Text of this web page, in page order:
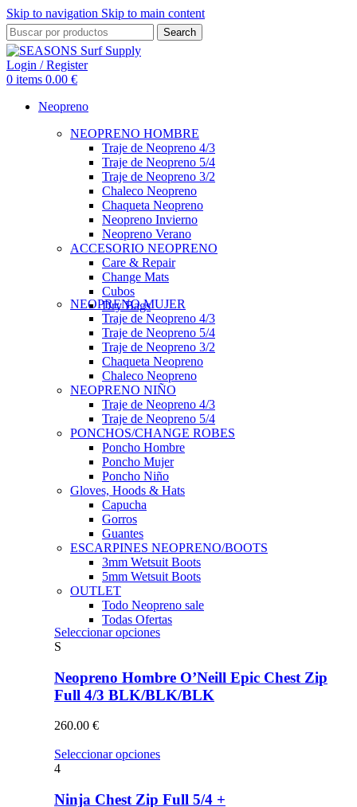
Skip to navigation Skip to main content
Search
Login / Register
0 items 0.00 €
Neopreno
NEOPRENO HOMBRE
Traje de Neopreno 4/3
Traje de Neopreno 5/4
Traje de Neopreno 3/2
Chaleco Neopreno
Chaqueta Neopreno
Neopreno Invierno
Neopreno Verano
ACCESORIO NEOPRENO
Care & Repair
Change Mats
Cubos
Dry Bags
NEOPRENO MUJER
Traje de Neopreno 4/3
Traje de Neopreno 5/4
Traje de Neopreno 3/2
Chaqueta Neopreno
Chaleco Neopreno
NEOPRENO NIÑO
Traje de Neopreno 4/3
Traje de Neopreno 5/4
PONCHOS/CHANGE ROBES
Poncho Hombre
Poncho Mujer
Poncho Niño
Gloves, Hoods & Hats
Capucha
Gorros
Guantes
ESCARPINES NEOPRENO/BOOTS
3mm Wetsuit Boots
5mm Wetsuit Boots
OUTLET
Todo Neopreno sale
Todas Ofertas
Seleccionar opcionesEste
múltiples
variantes.
Las
elegir
página
S
Neopreno Hombre O’Neill Epic Chest Zip
Full 4/3 BLK/BLK/BLK
260.00 €
Seleccionar opcionesEste
múltiples
4
Ninja Chest Zip Full 5/4 +